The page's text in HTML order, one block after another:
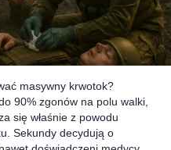
masywny krwotok?
90% zgonów na polu walki,
się właśnie z powodu
Sekundy decydują o